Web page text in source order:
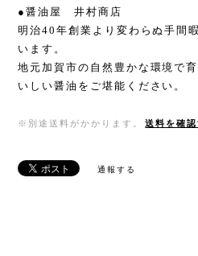
●醤油屋 井村商店
明治40年創業より変わらぬ手間
います。
地元加賀市の自然豊かな環境で
いしい醤油をご堪能ください。
※別途送料がかかります。 送料を確認
通報する